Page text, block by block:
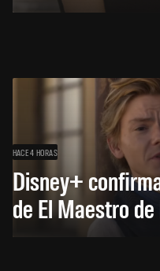
HACE 4 HORAS
Disney+
de El Maestro